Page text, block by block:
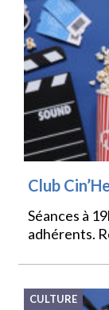
Club
Séances à
adhérents.
CULTURE